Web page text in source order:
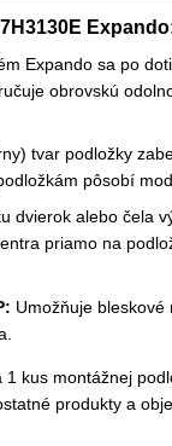
Expando sa po
obrovskú
tvar podložky
pôsobí
dvierok alebo čela
priamo na
Umožňuje
kus montážnej
produkty a